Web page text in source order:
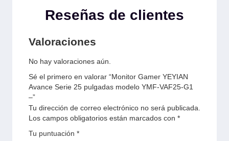
Reseñas de clientes
Valoraciones
No hay valoraciones aún.
Sé el primero en valorar “Monitor Gamer YEYIAN
Avance Serie 25 pulgadas modelo YMF-VAF25-G1
–”
Tu dirección de correo electrónico no será publicada.
Los campos obligatorios están marcados con *
Tu puntuación *